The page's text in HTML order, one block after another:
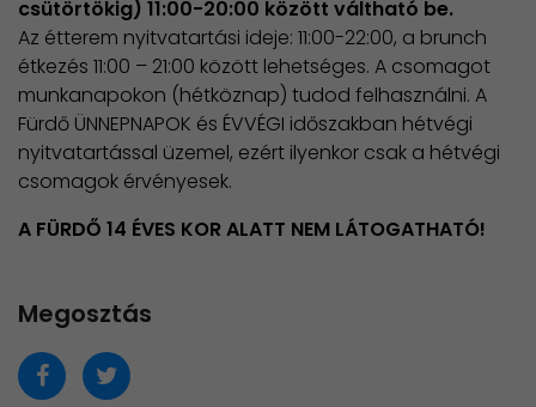
csütörtökig) 11:00-20:00 között váltható be.
Az étterem nyitvatartási ideje: 11:00-22:00, a brunch
étkezés 11:00 – 21:00 között lehetséges. A csomagot
munkanapokon (hétköznap) tudod felhasználni. A
Fürdő ÜNNEPNAPOK és ÉVVÉGI időszakban hétvégi
nyitvatartással üzemel, ezért ilyenkor csak a hétvégi
csomagok érvényesek.
A FÜRDŐ 14 ÉVES KOR ALATT NEM LÁTOGATHATÓ!
Megosztás